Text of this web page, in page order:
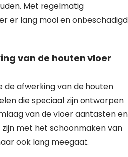
Met regelmatig
er lang mooi en onbeschadigd
van de houten vloer
de afwerking van de houten
die speciaal zijn ontworpen
van de vloer aantasten en
met het schoonmaken van
ook lang meegaat.